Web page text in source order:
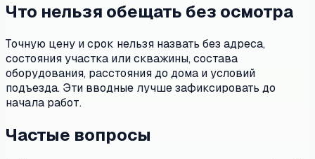
Что нельзя обещать без осмотра
Точную цену и срок нельзя назвать без адреса,
состояния участка или скважины, состава
оборудования, расстояния до дома и условий
подъезда. Эти вводные лучше зафиксировать до
начала работ.
Частые вопросы